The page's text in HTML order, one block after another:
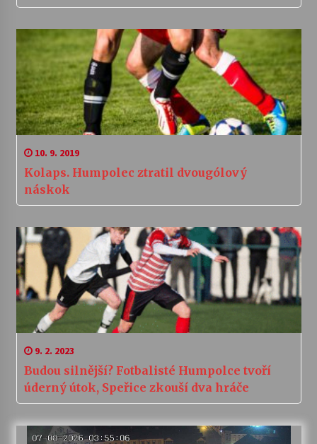
10. 9. 2019
Kolaps. Humpolec ztratil dvougólový
náskok
9. 2. 2023
Budou silnější? Fotbalisté Humpolce tvoří
úderný útok, Speřice zkouší dva hráče